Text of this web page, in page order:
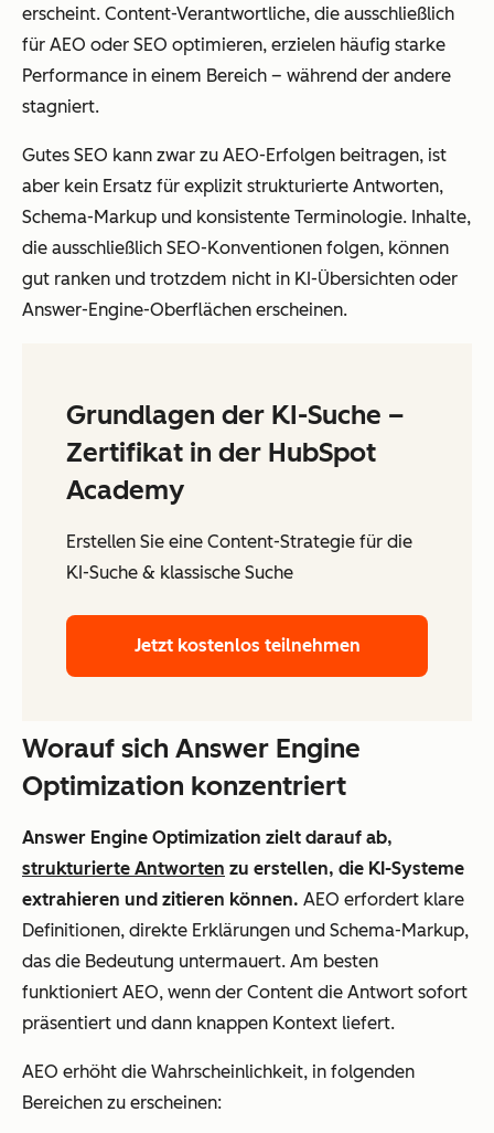
erscheint. Content-Verantwortliche, die ausschließlich
für AEO oder SEO optimieren, erzielen häufig starke
Performance in einem Bereich – während der andere
stagniert.
Gutes SEO kann zwar zu AEO-Erfolgen beitragen, ist
aber kein Ersatz für explizit strukturierte Antworten,
Schema-Markup und konsistente Terminologie. Inhalte,
die ausschließlich SEO-Konventionen folgen, können
gut ranken und trotzdem nicht in KI-Übersichten oder
Answer-Engine-Oberflächen erscheinen.
Grundlagen der KI-Suche –
Zertifikat in der HubSpot
Academy
Erstellen Sie eine Content-Strategie für die
KI-Suche & klassische Suche
Jetzt kostenlos teilnehmen
Worauf sich Answer Engine
Optimization konzentriert
Answer Engine Optimization zielt darauf ab,
strukturierte Antworten zu erstellen, die KI-Systeme
extrahieren und zitieren können. AEO erfordert klare
Definitionen, direkte Erklärungen und Schema-Markup,
das die Bedeutung untermauert. Am besten
funktioniert AEO, wenn der Content die Antwort sofort
präsentiert und dann knappen Kontext liefert.
AEO erhöht die Wahrscheinlichkeit, in folgenden
Bereichen zu erscheinen: